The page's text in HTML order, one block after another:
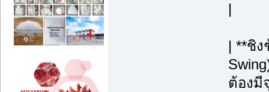
|
| **ชิ
ต้องมี